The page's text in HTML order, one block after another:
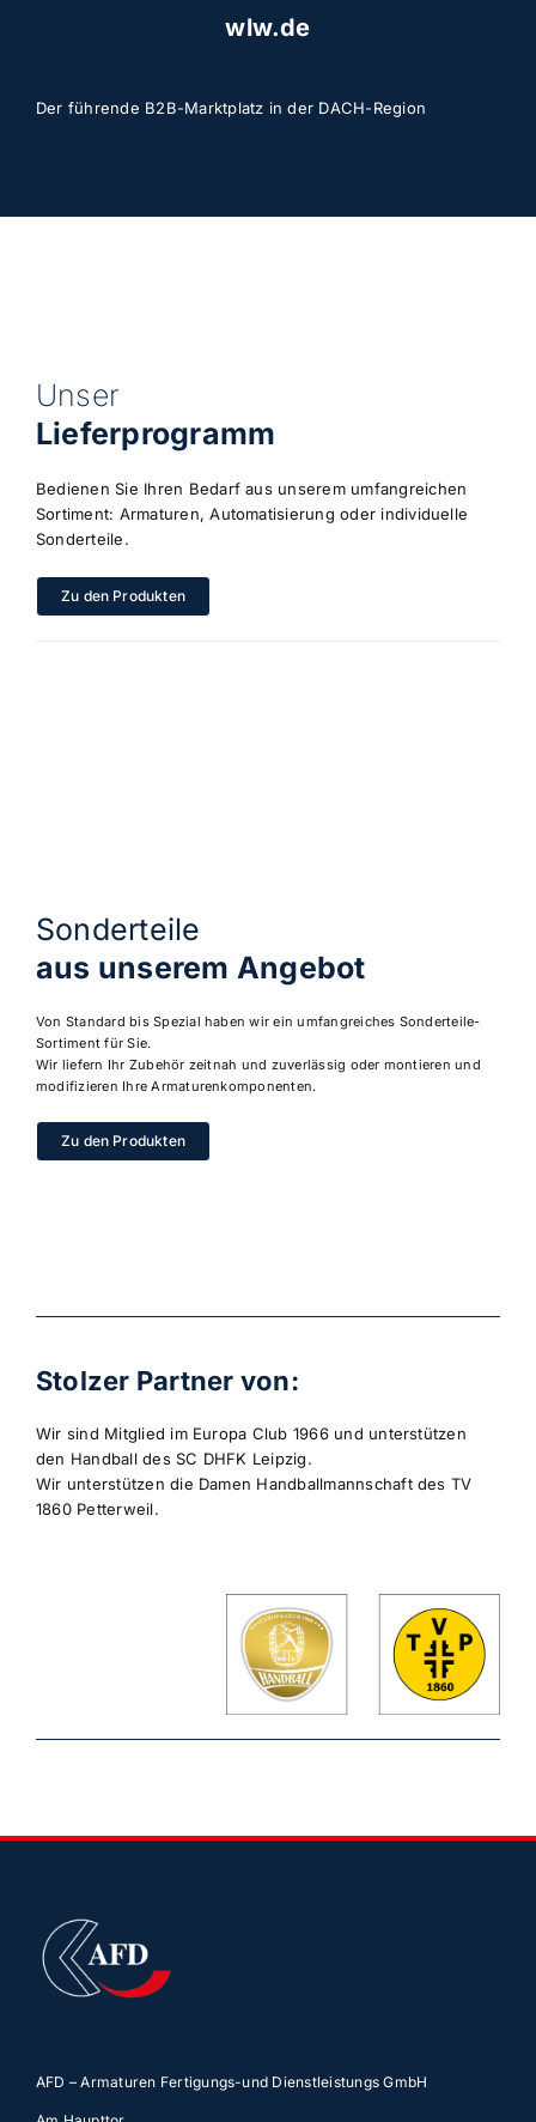
wlw.de
Der führende B2B-Marktplatz in der DACH-Region
Unser
Lieferprogramm
Bedienen Sie Ihren Bedarf aus unserem umfangreichen
Sortiment: Armaturen, Automatisierung oder individuelle
Sonderteile.
Zu den Produkten
Sonderteile
aus unserem Angebot
Von Standard bis Spezial haben wir ein umfangreiches Sonderteile-
Sortiment für Sie.
Wir liefern Ihr Zubehör zeitnah und zuverlässig oder montieren und
modifizieren Ihre Armaturenkomponenten.
Zu den Produkten
Stolzer Partner von:
Wir sind Mitglied im Europa Club 1966 und unterstützen
den Handball des SC DHFK Leipzig.
Wir unterstützen die Damen Handballmannschaft des TV
1860 Petterweil.
AFD – Armaturen Fertigungs-und Dienstleistungs GmbH